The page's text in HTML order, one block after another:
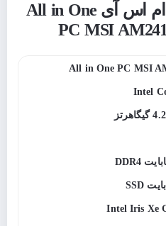
کامپیوتر آل این وان ام اس آی All in One
PC MSI